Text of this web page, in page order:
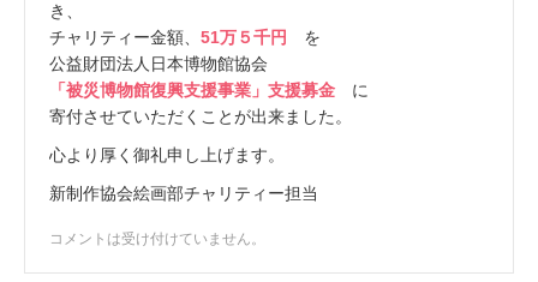
き、
チャリティー金額、 51万５千円
を
公益財団法人日本博物館協会
「被災博物館復興支援事業」支援募金 に
寄付させていただくことが出来ました。
心より厚く御礼申し上げます。
新制作協会絵画部チャリティー担当
コメントは受け付けていません。